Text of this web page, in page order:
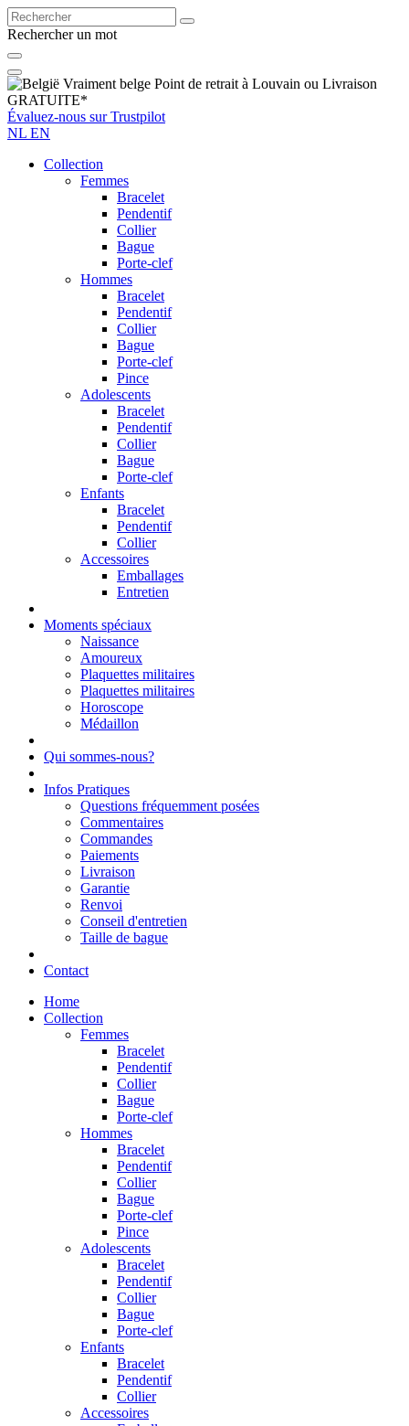
Rechercher un mot
Vraiment belge Point de retrait à Louvain ou Livraison
GRATUITE*
Évaluez-nous surTrustpilot
NL EN
Collection
Femmes
Bracelet
Pendentif
Collier
Bague
Porte-clef
Hommes
Bracelet
Pendentif
Collier
Bague
Porte-clef
Pince
Adolescents
Bracelet
Pendentif
Collier
Bague
Porte-clef
Enfants
Bracelet
Pendentif
Collier
Accessoires
Emballages
Entretien
Moments spéciaux
Naissance
Amoureux
Plaquettes militaires
Plaquettes militaires
Horoscope
Médaillon
Qui sommes-nous?
Infos Pratiques
Questions fréquemment posées
Commentaires
Commandes
Paiements
Livraison
Garantie
Renvoi
Conseil d'entretien
Taille de bague
Contact
Home
Collection
Femmes
Bracelet
Pendentif
Collier
Bague
Porte-clef
Hommes
Bracelet
Pendentif
Collier
Bague
Porte-clef
Pince
Adolescents
Bracelet
Pendentif
Collier
Bague
Porte-clef
Enfants
Bracelet
Pendentif
Collier
Accessoires